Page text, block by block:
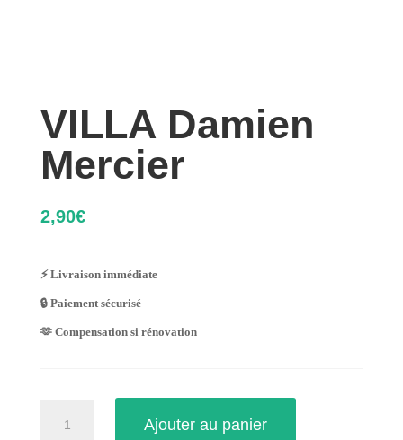
VILLA Damien
Mercier
2,90€
⚡ Livraison immédiate
🔒 Paiement sécurisé
🫶 Compensation si rénovation
Ajouter au panier